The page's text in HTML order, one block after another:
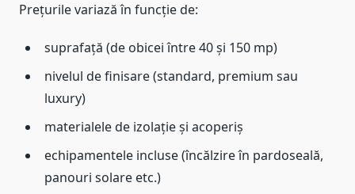
Prețurile variază în funcție de:
suprafață (de obicei între 40 și 150 mp)
nivelul de finisare (standard, premium sau
luxury)
materialele de izolație și acoperiș
echipamentele incluse (încălzire în pardoseală,
panouri solare etc.)